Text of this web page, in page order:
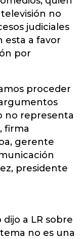
no
judiciales
esta a favor
por
proceder
no representa
firma
gerente
presidente
a LR sobre
no es una